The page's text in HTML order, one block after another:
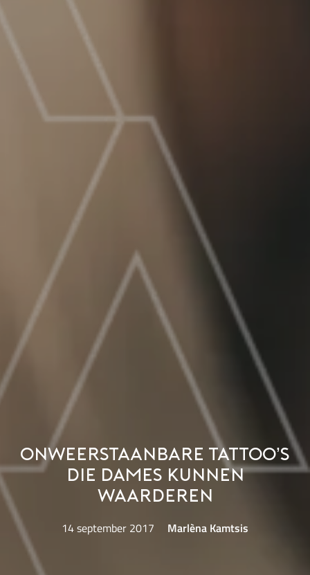
Onweerstaanbare tattoo’s
die dames kunnen
waarderen
14 september 2017 Marlèna Kamtsis